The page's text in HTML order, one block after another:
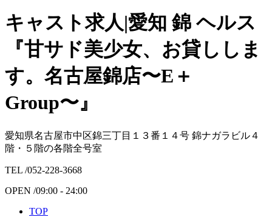
キャスト求人|愛知 錦 ヘルス
『甘サド美少女、お貸ししま
す。名古屋錦店〜E＋
Group〜』
愛知県名古屋市中区錦三丁目１３番１４号 錦ナガラビル４
階・５階の各階全号室
TEL /052-228-3668
OPEN /09:00 - 24:00
TOP